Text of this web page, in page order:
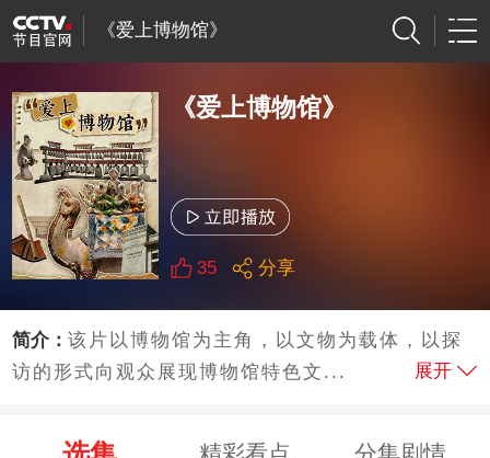
《爱上博物馆》
《爱上博物馆》
35 分享
简介：该片以博物馆为主角，以文物为载体，以探
访的形式向观众展现博物馆特色文...
展开
精彩看点 分集剧情